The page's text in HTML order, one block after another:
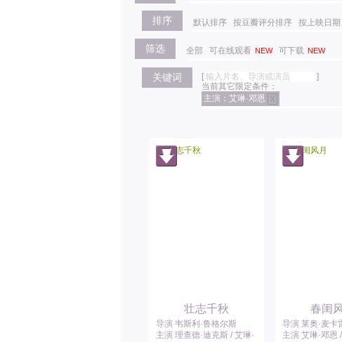
排序 默认排序 按豆瓣评分排序 按上映日期
筛选 全部 可在线观看 NEW 可下载 NEW
关键词 [
]
当前其它限定条件：
主演：艾琳·邓恩 X
壮志千秋
导演 韦斯利·鲁格尔斯
主演 理查德·迪克斯 / 艾琳·
春闺
导演 莱奥·麦卡
主演 艾琳·邓恩